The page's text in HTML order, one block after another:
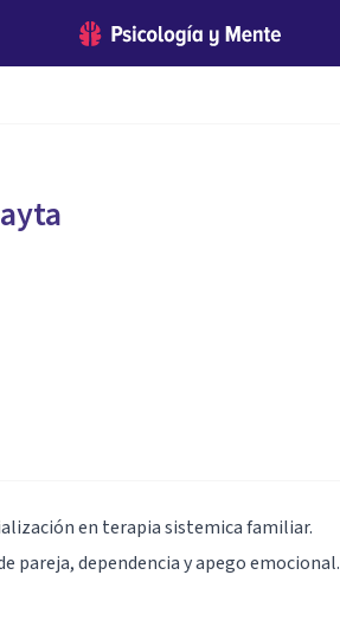
en terapia sistemica familiar.
pareja, dependencia y apego emocional.